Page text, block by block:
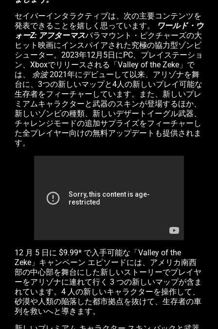
セイバーインタラクティブは、次の主要コンテンツを
発表できることを嬉しく思っています。
ワールド・ウ
ォーZ: アフターマスパラマウント・ピクチャーズの大
ヒット映画にインスパイアされた究極の協力型ゾンビ
シューター。2023年12月5日にPC、プレイステーショ
ン、Xboxでリリースされる「Valley of the Zeke」で
は、 余波2021年にデビューして以来、アリゾナを舞
台に、3つの新しいマップと4人の新しいプレイ可能な
生存者をフィーチャーしています。また、新しいプレ
ミアムキャラクターと武器のスキンが登場するほか、
新しいゾンビの種類、新しいデザートイーグル武器、
チャレンジモードの追加サプライズをフィーチャーし
た全プレイヤー向けの無料アップデートも提供されま
す。
12 月 5 日に $9.99* で入手可能な「Valley of the
Zeke」キャンペーン エピソードには、アメリカ南西
部の中心部を舞台にした新しいストーリーでプレイヤ
ーをアリゾナに連れて行く 3 つの新しいマップが含ま
れています。4 人の新しいキャラクターを操作して、
砂漠や人類の陥落した都市拠点を抜けて、生存者の車
列を救いへと導きます。